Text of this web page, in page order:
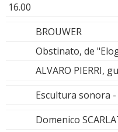
16.00
BROUWER
Obstinato, de
ALVARO PIERRI,
Escultura sonora -
Domenico